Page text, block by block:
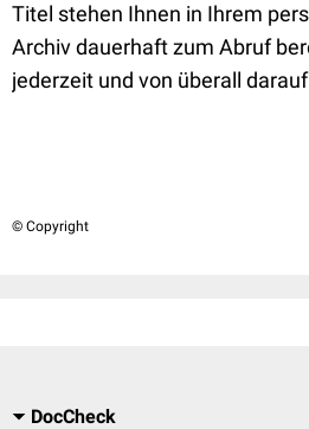
Titel stehen Ihnen in Ihrem
Archiv dauerhaft zum Abruf
jederzeit und von überall
© Copyright
DocCheck